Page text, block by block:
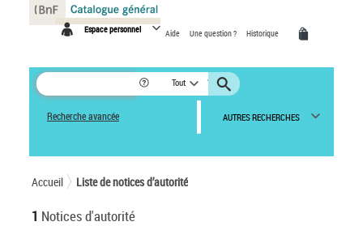
Espace personnel Aide Une question ? Historique
Tout
Recherche avancée AUTRES RECHERCHES
Accueil Liste de notices d’autorité
1 Notices d'autorité
Panneau de gestion des cookies